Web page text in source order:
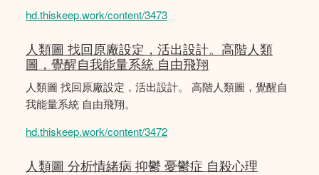
hd.thiskeep.work/content/3473
人類圖 找回原廠設定，活出設計。高階人類
圖，覺醒自我能量系統 自由飛翔
人類圖 找回原廠設定，活出設計。 高階人類圖，覺醒自
我能量系統 自由飛翔。
hd.thiskeep.work/content/3472
人類圖 分析情緒病 抑鬱 憂鬱症 自殺心理